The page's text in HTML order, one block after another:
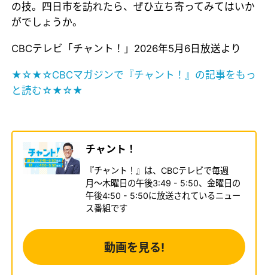
の技。四日市を訪れたら、ぜひ立ち寄ってみてはいか
がでしょうか。
CBCテレビ「チャント！」2026年5月6日放送より
★☆★☆CBCマガジンで『チャント！』の記事をもっ
と読む☆★☆★
チャント！
『チャント！』は、CBCテレビで毎週
月〜木曜日の午後3:49 - 5:50、金曜日の
午後4:50 - 5:50に放送されているニュー
ス番組です
動画を見る!